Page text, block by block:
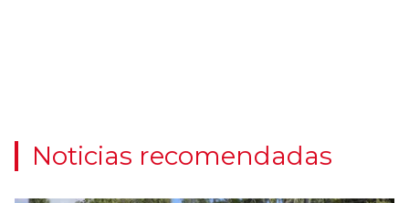
Noticias recomendadas